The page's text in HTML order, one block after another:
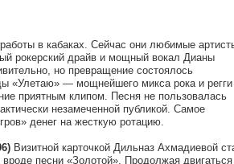
в кабаках. Сейчас они любимые
рокерский драйв и мощный вокал Дианы
но превращение состоялось
«Улетаю» — мощнейшего микса рока и регги
приятным клипом. Песня не пользовалась
незамеченной публикой. Самое
денег на жесткую ротацию.
Визитной карточкой Дильназ Ахмадиевой
песни «Золотой». Продолжая двигаться